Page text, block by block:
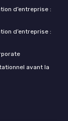
d’entreprise :
d’entreprise :
avant la